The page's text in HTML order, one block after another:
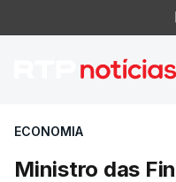
Ministro
ECONOMIA
Ministro das